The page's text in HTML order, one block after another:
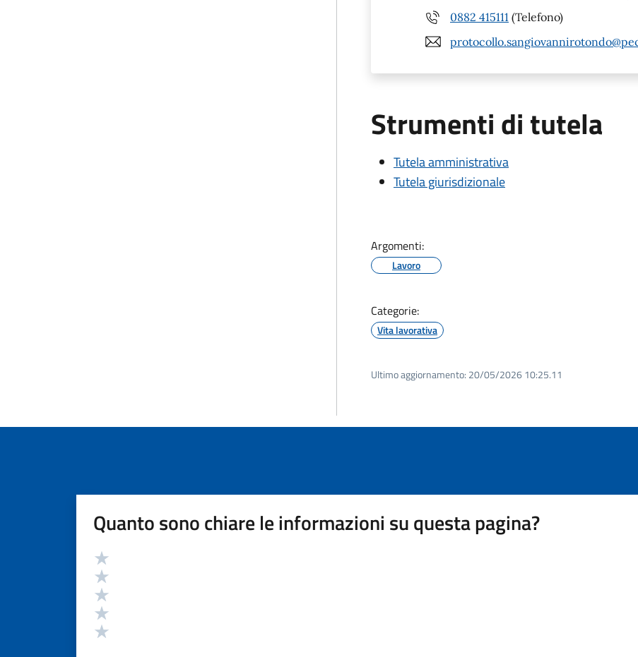
0882 415111 (Telefono)
Strumenti di tutela
Tutela amministrativa
Tutela giurisdizionale
Argomenti:
Lavoro
Categorie:
Vita lavorativa
Ultimo aggiornamento: 20/05/2026 10:25.11
Quanto sono chiare le informazioni su questa pagina?
Valutazione